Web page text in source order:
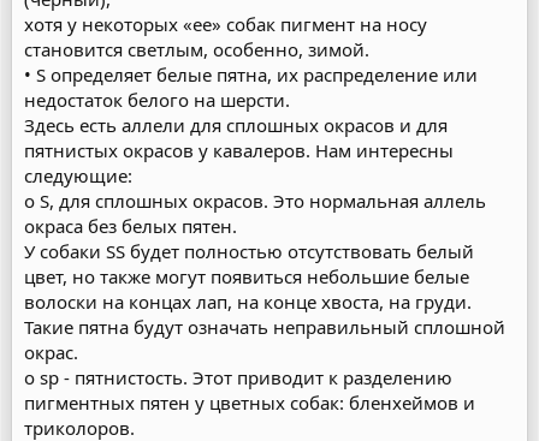
хотя у некоторых «ее» собак пигмент на носу
становится светлым, особенно, зимой.
• S определяет белые пятна, их распределение или
недостаток белого на шерсти.
Здесь есть аллели для сплошных окрасов и для
пятнистых окрасов у кавалеров. Нам интересны
следующие:
o S, для сплошных окрасов. Это нормальная аллель
окраса без белых пятен.
У собаки SS будет полностью отсутствовать белый
цвет, но также могут появиться небольшие белые
волоски на концах лап, на конце хвоста, на груди.
Такие пятна будут означать неправильный сплошной
окрас.
o sp - пятнистость. Этот приводит к разделению
пигментных пятен у цветных собак: бленхеймов и
триколоров.